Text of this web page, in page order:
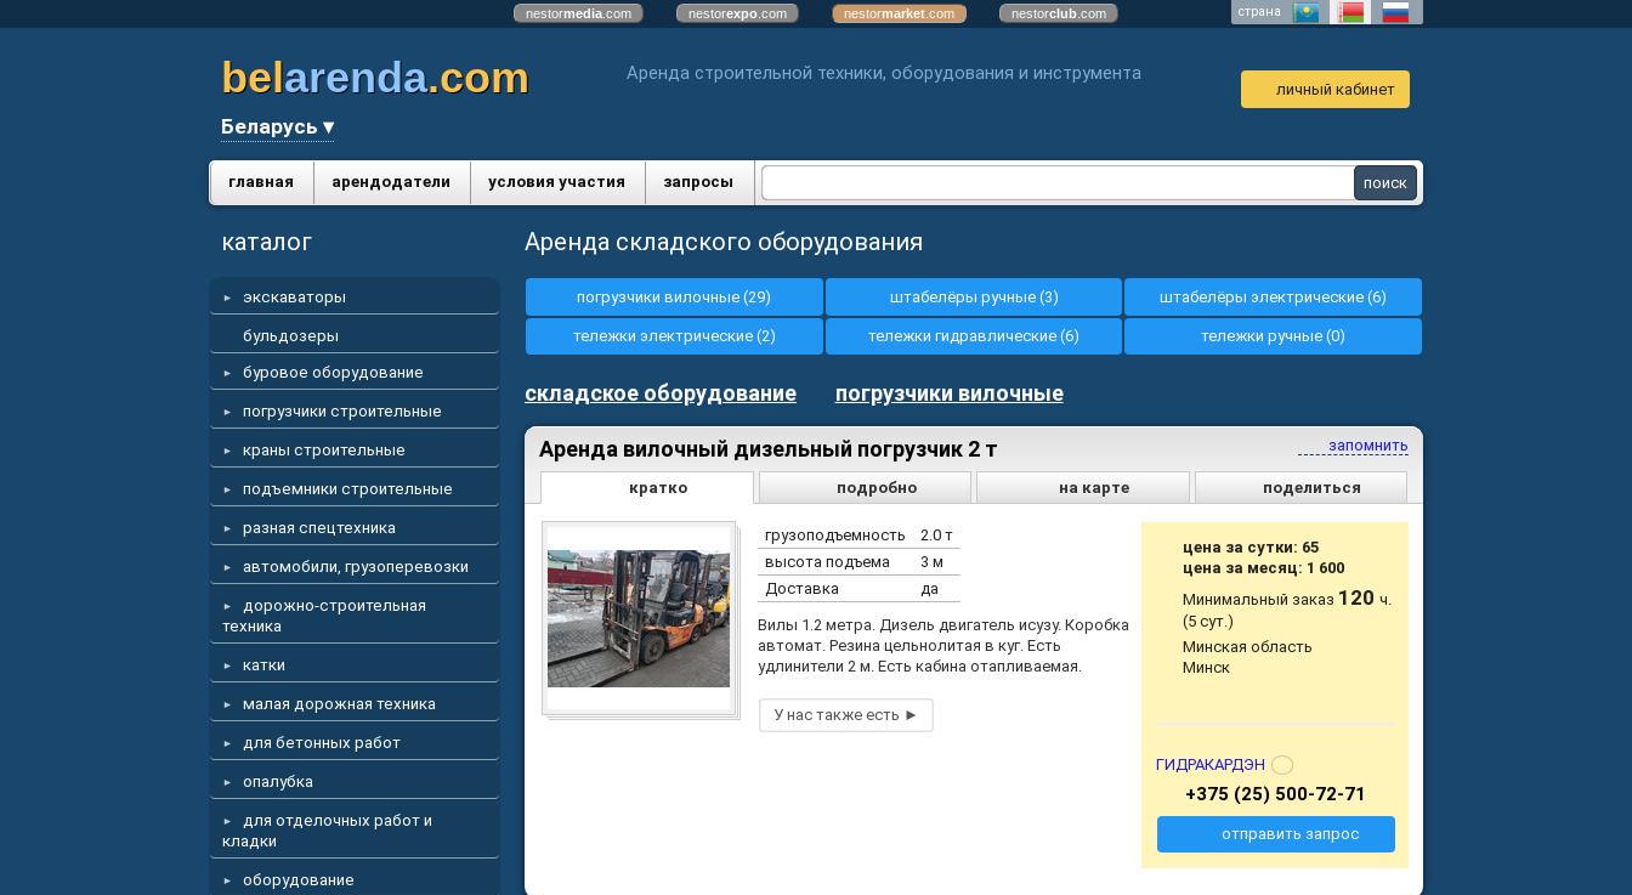
nestormedia .com nestorexpo .com nestormarket .com nestorclub .com страна
belarenda.com
Беларусь ▾
Аренда строительной техники, оборудования и инструмента
личный кабинет
главная арендодатели условия участия запросы
каталог
экскаваторы
бульдозеры
буровое оборудование
погрузчики строительные
краны строительные
подъемники строительные
разная спецтехника
автомобили, грузоперевозки
дорожно-строительная
техника
катки
малая дорожная техника
для бетонных работ
опалубка
для отделочных работ и
кладки
оборудование
Аренда складского оборудования
погрузчики вилочные (29) штабелёры ручные (3) штабелёры электрические (6)
тележки электрические (2) тележки гидравлические (6) тележки ручные (0)
складское оборудование погрузчики вилочные
запомнить
Аренда вилочный дизельный погрузчик 2 т
кратко подробно на карте поделиться
грузоподъемность
2.0 т
высота подъема
3 м
Доставка
да
Вилы 1.2 метра. Дизель двигатель исузу. Коробка
автомат. Резина цельнолитая в куг. Есть
удлинители 2 м. Есть кабина отапливаемая.
цена за сутки: 65
цена за месяц: 1 600
Минимальный заказ 120ч.
(5 сут.)
Минская область
Минск
ГИДРАКАРДЭН
+375 (25) 500-72-71
отправить запрос